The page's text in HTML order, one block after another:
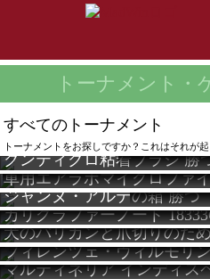
トーナメント・
すべてのトーナメント
トーナメントをお探しですか？これはそれが
クンティクロ粘着ブラシ勝
車用エアラボマイクロファ
ジャンヌ・アルテの箱勝つ